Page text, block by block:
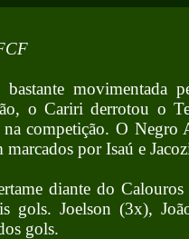
movimentada
o Cariri derrotou o
competição. O
por Isaú e
diante do
gols. Joelson (3x),
gols.